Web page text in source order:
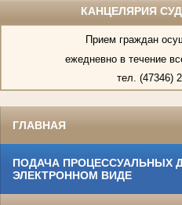
КАНЦЕЛЯРИЯ
Прием граждан
ежедневно в течение
тел. (47346)
ГЛАВНАЯ
ПОДАЧА ПРОЦЕССУАЛЬНЫХ
ЭЛЕКТРОННОМ ВИДЕ